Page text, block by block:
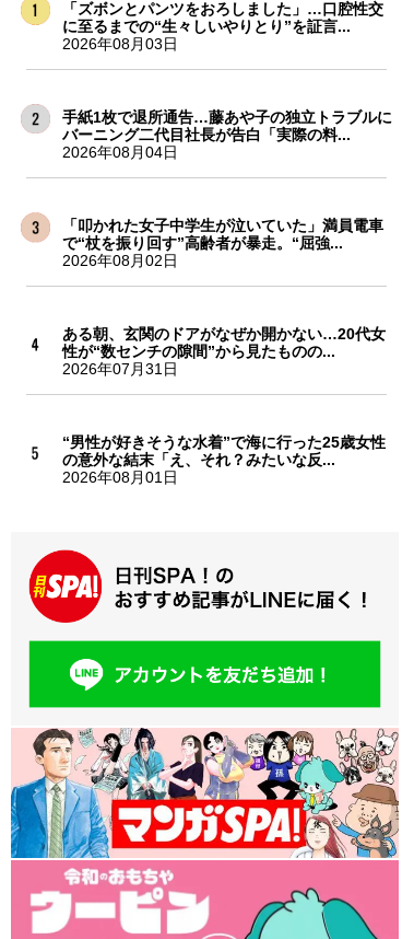
「ズボンとパンツをおろしました」…口腔性交
に至るまでの“生々しいやりとり”を証言...
2026年08月03日
手紙1枚で退所通告…藤あや子の独立トラブルに
バーニング二代目社長が告白「実際の料...
2026年08月04日
「叩かれた女子中学生が泣いていた」満員電車
で“杖を振り回す”高齢者が暴走。“屈強...
2026年08月02日
ある朝、玄関のドアがなぜか開かない…20代女
性が“数センチの隙間”から見たものの...
2026年07月31日
“男性が好きそうな水着”で海に行った25歳女性
の意外な結末「え、それ？みたいな反...
2026年08月01日